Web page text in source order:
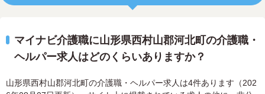
マイナビ介護職に山形県西村山郡河北町の介護職・
ヘルパー求人はどのくらいありますか？
山形県西村山郡河北町の介護職・ヘルパー求人は4件あります（202